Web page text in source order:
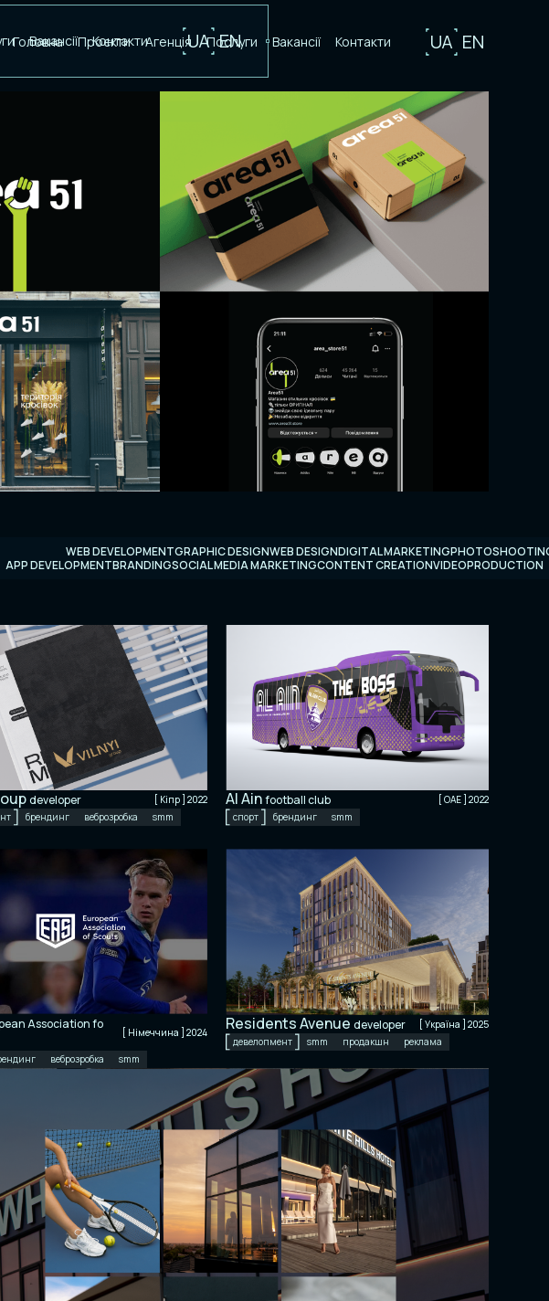
Вакансії Контакти UA EN
Головна Проєкти Агенція Послуги Вакансії Контакти UA EN
WEB DEVELOPMENTGRAPHIC DESIGNWEB DESIGNDIGITAL MARKETING
APP DEVELOPMENTBRANDINGSOCIAL MEDIA MARKETINGCONTENT CREATIONVIDEOPRODUCTION
developer
[ Кіпр ] 2022
брендинг веброзробка smm
Al Ainfootball club
[ ОАЕ ] 2022
спорт
брендинг smm
Association fo
[ Німеччина ] 2024
веброзробка smm
Residents Avenuedeveloper
[ Україна ] 2025
девелопмент
smm продакшн реклама